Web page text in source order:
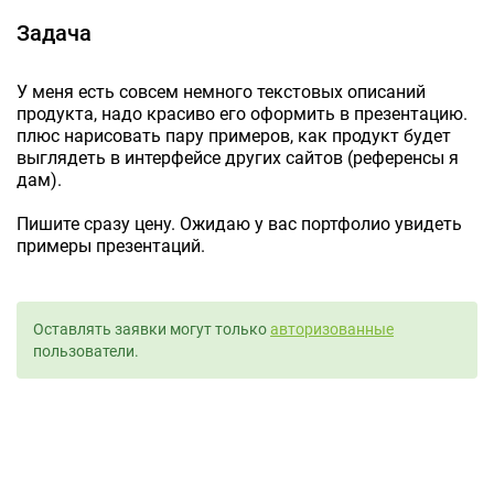
Задача
У меня есть совсем немного текстовых описаний
продукта, надо красиво его оформить в презентацию.
плюс нарисовать пару примеров, как продукт будет
выглядеть в интерфейсе других сайтов (референсы я
дам).
Пишите сразу цену. Ожидаю у вас портфолио увидеть
примеры презентаций.
Оставлять заявки могут толькоавторизованные
пользователи.